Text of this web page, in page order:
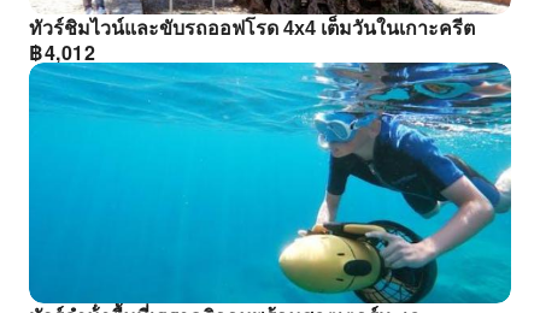
ทัวร์ชิมไวน์และขับรถออฟโรด 4x4 เต็มวันในเกาะครีต
฿4,012